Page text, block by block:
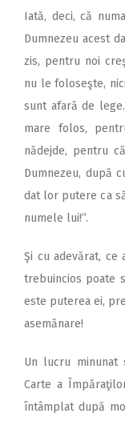
Iată, deci, că
Dumnezeu acest
zis, pentru noi
nu le foloseşte,
sunt afară de
mare folos,
nădejde, pentru
Dumnezeu, după
dat lor putere ca
numele lui!”.
Şi cu adevărat,
trebuincios poate
este puterea ei,
asemănare!
Un lucru minunat
Carte a
întâmplat după